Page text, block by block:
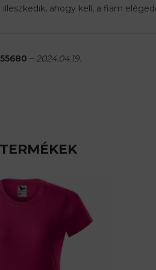
ahogy kell, a fiam
– 2024.04.19.